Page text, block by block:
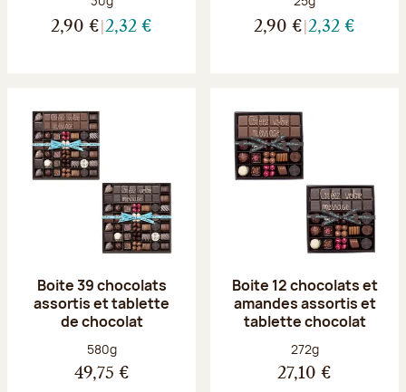
2,90 € 2,32 € 2,90 € 2,32 €
Boite 39 chocolats
assortis et tablette
de chocolat
Poids net :
580g
49,75 €
Boite 12 chocolats et
amandes assortis et
tablette chocolat
Poids net :
272g
27,10 €